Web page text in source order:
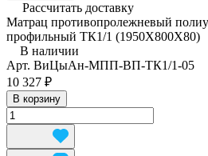
Рассчитать доставку
Матрац противопролежневый
профильный ТК1/1 (1950Х800Х80)
В наличии
Арт. ВиЦыАн-МПП-ВП-ТК1/1-05
10 327 ₽
В корзину